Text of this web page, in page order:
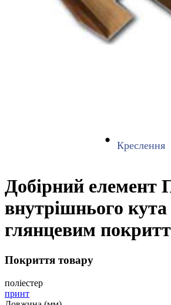
Креслення
Добірний елемент
внутрішнього
глянцевим
Покриття товару
поліестер
принт